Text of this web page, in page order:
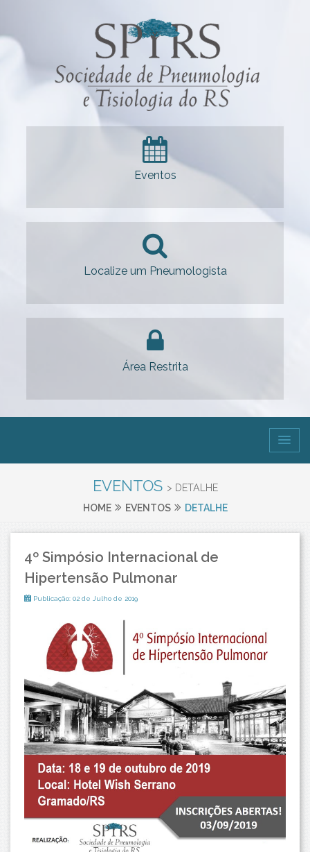
Eventos
Localize um Pneumologista
Área Restrita
EVENTOS > DETALHE
HOME
EVENTOS DETALHE
4º Simpósio Internacional de
Hipertensão Pulmonar
Publicação: 02 de Julho de 2019